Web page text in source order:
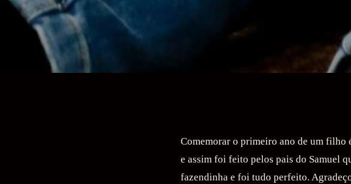
Comemorar o primeiro ano de um filho
e assim foi feito pelos pais do Samuel
fazendinha e foi tudo perfeito.